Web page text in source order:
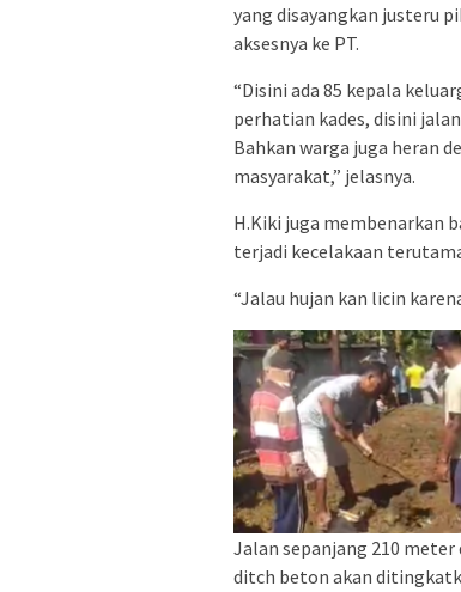
yang disayangkan justeru
aksesnya ke PT.
“Disini ada 85 kepala
perhatian kades, disini
Bahkan warga juga heran
masyarakat,” jelasnya.
H.Kiki juga membenarkan
terjadi kecelakaan
“Jalau hujan kan licin
Jalan sepanjang 210
ditch beton akan